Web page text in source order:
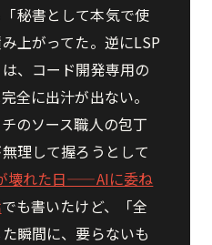
秘書として本気で使
上がってた。逆にLSP
、コード開発専用の
全に出汁が出ない。
のソース職人の包丁
理して握ろうとして
壊れた日——AIに委ね
でも書いたけど、「全
瞬間に、要らないも